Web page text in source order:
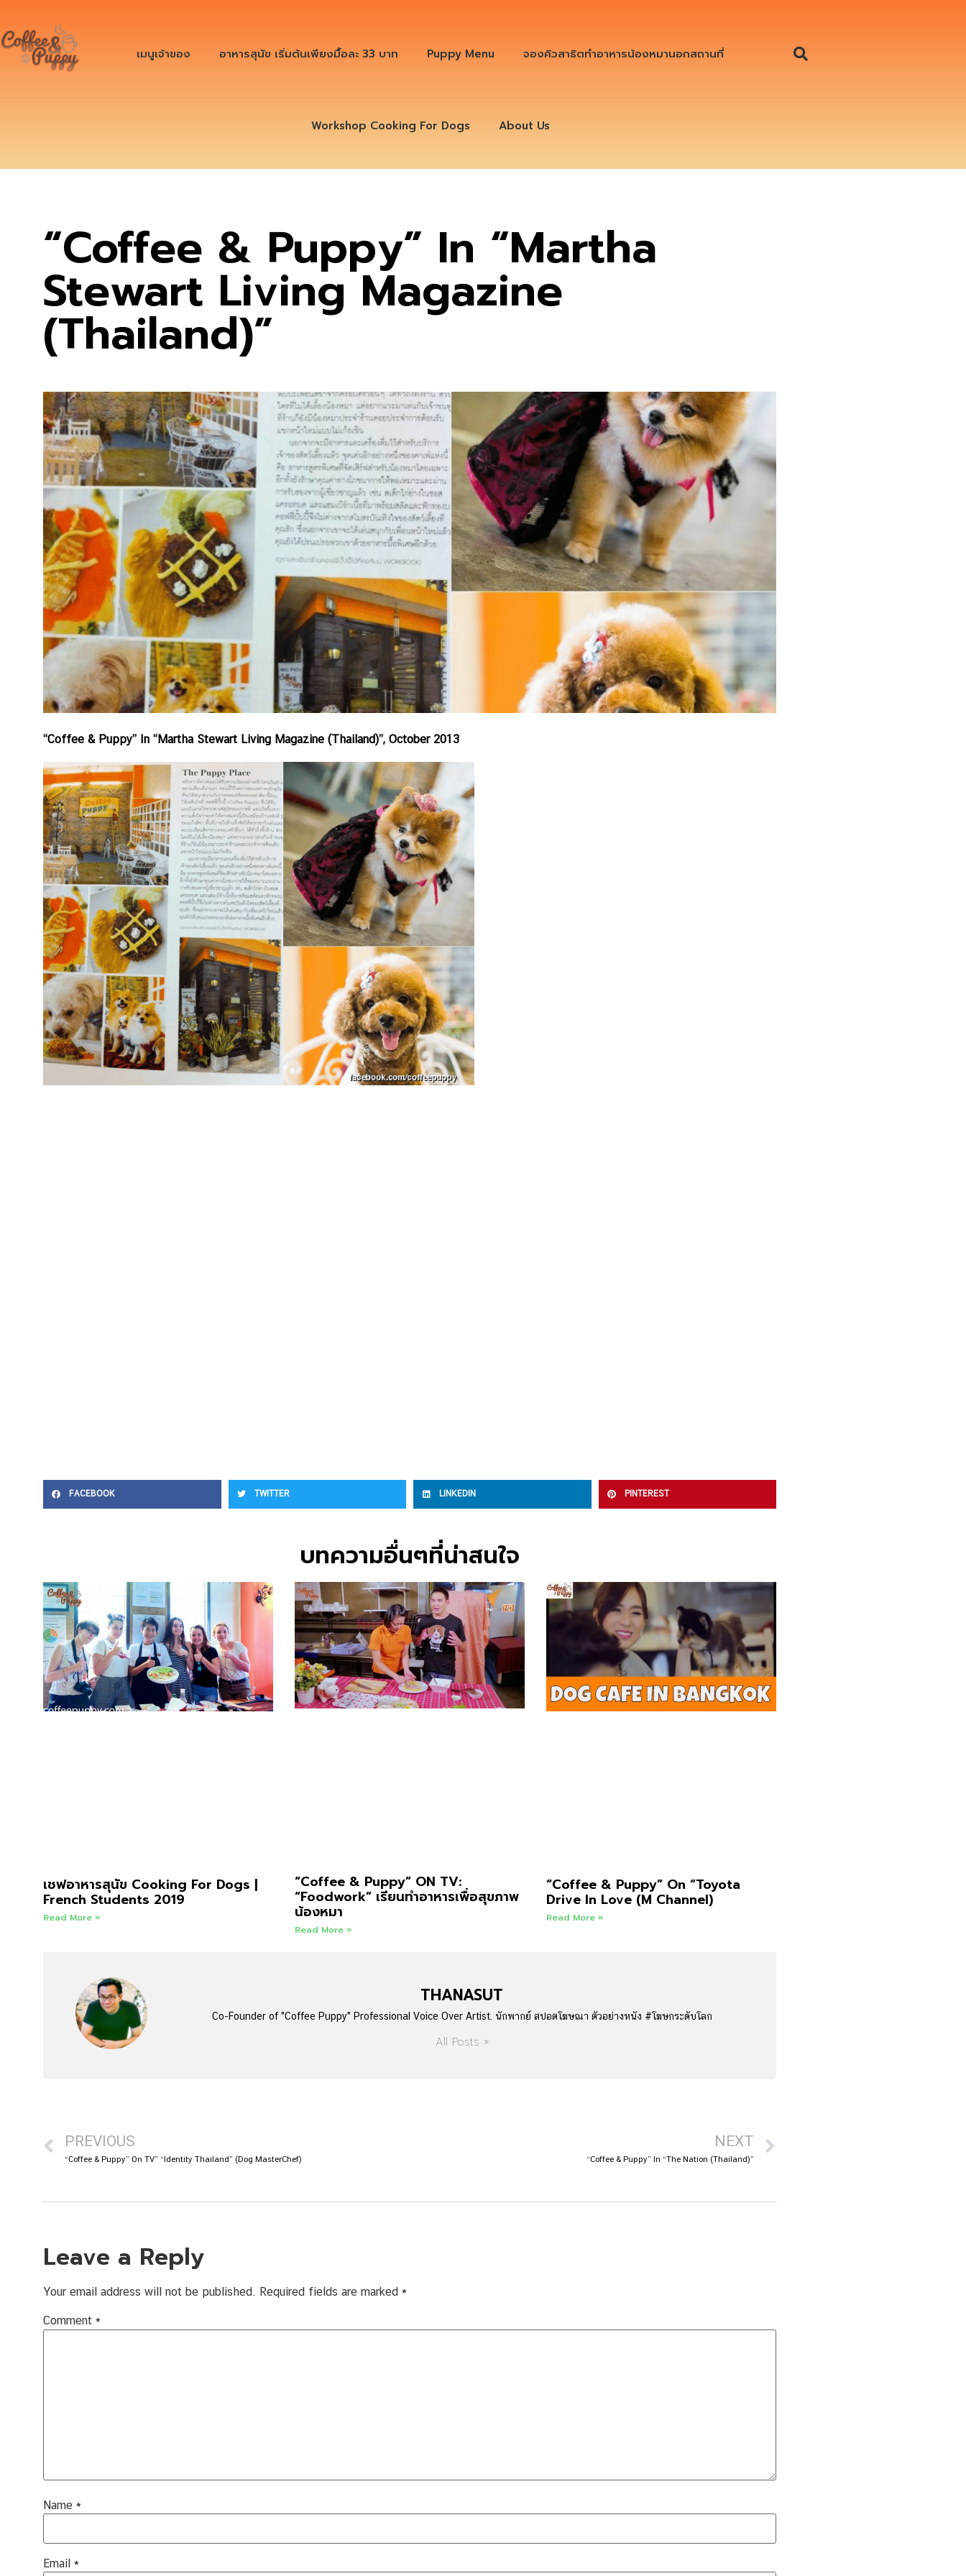
เมนูเจ้าของ อาหารสุนัข เริ่มต้นเพียงมื้อละ 33 บาท Puppy Menu จองคิวสาธิตทำอาหารน้องหมานอกสถานที่
Workshop Cooking For Dogs About Us
“Coffee & Puppy” In “Martha
Stewart Living Magazine
(Thailand)”
“Coffee & Puppy” In “Martha Stewart Living Magazine (Thailand)”, October 2013
FACEBOOK TWITTER LINKEDIN PINTEREST
บทความอื่นๆที่น่าสนใจ
เชฟอาหารสุนัข Cooking For Dogs |
French Students 2019
Read More »
“Coffee & Puppy” ON TV:
“Foodwork” เรียนทำอาหารเพื่อสุขภาพ
น้องหมา
Read More »
“Coffee & Puppy” On “Toyota
Drive In Love (M Channel)
Read More »
THANASUT
Co-Founder of "Coffee Puppy" Professional Voice Over Artist. นักพากย์ สปอตโฆษณา ตัวอย่างหนัง #โฆษกระดับโลก
All Posts »
PREVIOUS
“Coffee & Puppy” On TV” “Identity Thailand” (Dog MasterChef)
NEXT
“Coffee & Puppy” In “The Nation (Thailand)”
Leave a Reply
Your email address will not be published. Required fields are marked *
Comment *
Name *
Email *